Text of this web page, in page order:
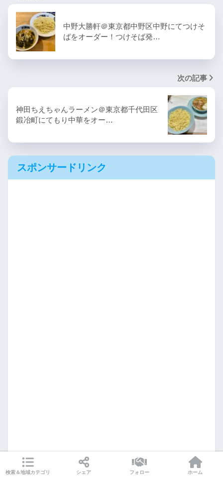
中野大勝軒＠東京都中野区中野にてつけそ
ばをオーダー！つけそば発…
次の記事
神田ちえちゃんラーメン＠東京都千代田区
鍛冶町にてもり中華をオー…
スポンサードリンク
検索＆地域カテゴリ シェア フォロー ホーム